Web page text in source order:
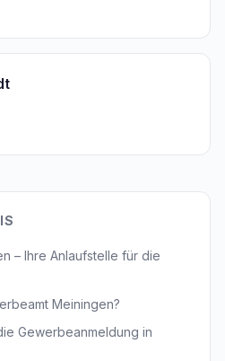
– Ihre Anlaufstelle für die
Meiningen?
Gewerbeanmeldung in